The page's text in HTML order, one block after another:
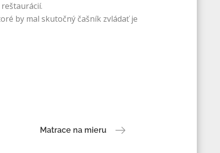
by mal skutočný čašník zvládať je
Matrace na mieru